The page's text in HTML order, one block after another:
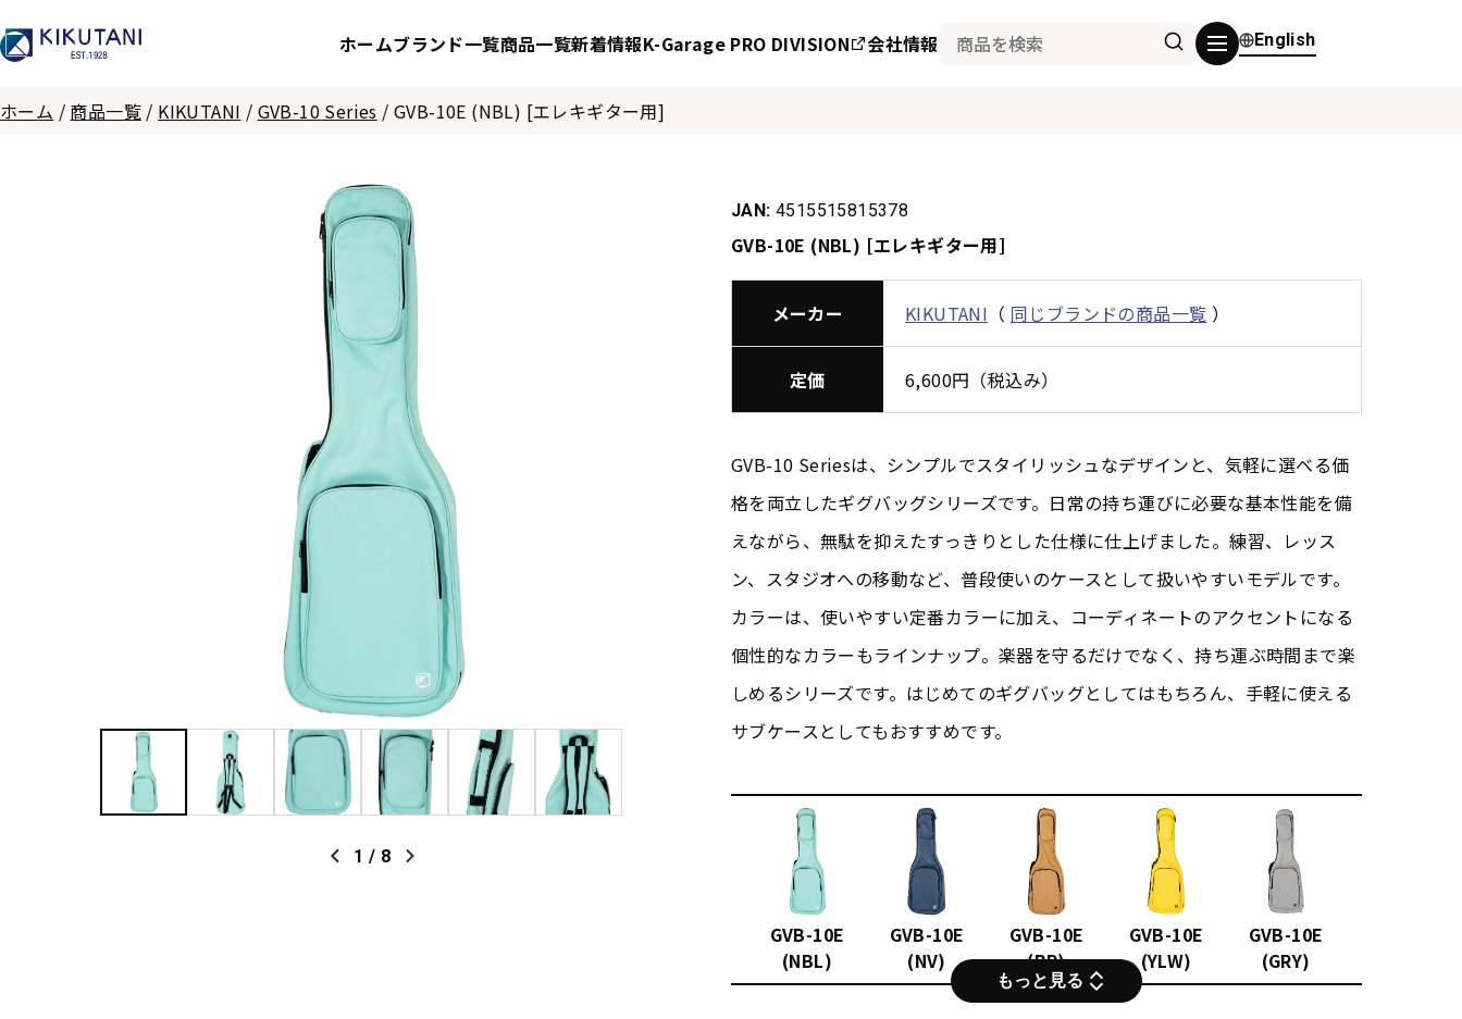
ホームブランド一覧商品一覧新着情報K-Garage PRO DIVISION 会社情報 English
ホーム / 商品一覧 / KIKUTANI / GVB-10 Series /GVB-10E (NBL) [エレキギター用]
1 / 8
JAN: 4515515815378
GVB-10E (NBL) [エレキギター用]
メーカー KIKUTANI （ 同じブランドの商品一覧 ）
定価 6,600円（税込み）
GVB-10 Seriesは、シンプルでスタイリッシュなデザインと、気軽に選べる価
格を両立したギグバッグシリーズです。日常の持ち運びに必要な基本性能を備
えながら、無駄を抑えたすっきりとした仕様に仕上げました。練習、レッス
ン、スタジオへの移動など、普段使いのケースとして扱いやすいモデルです。
カラーは、使いやすい定番カラーに加え、コーディネートのアクセントになる
個性的なカラーもラインナップ。楽器を守るだけでなく、持ち運ぶ時間まで楽
しめるシリーズです。はじめてのギグバッグとしてはもちろん、手軽に使える
サブケースとしてもおすすめです。
もっと見る
GVB-10E
(NBL)
GVB-10E
(NV)
GVB-10E
(BR)
GVB-10E
(YLW)
GVB-10E
(GRY)